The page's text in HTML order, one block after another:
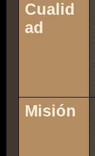
Cualid
ad
Misión